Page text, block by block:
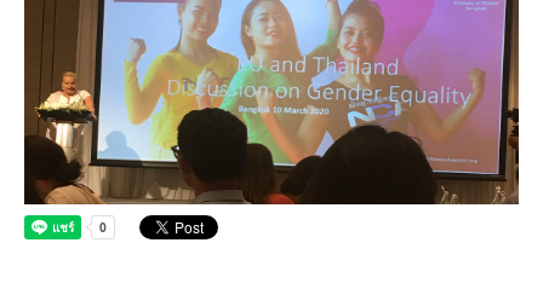
รายงานประจำปี | รายงานงบการเงิน
สำนักงานสีเขียว
รางวัลและเกียรติประวัติ
กองทุน
จัดซื้อจัดจ้างที่เป็นมิตรกับสิ่งแวดล้อม
สิ่งแวดล้อมศึกษา
นโยบายและแผนสิ่งแวดล้อม
TBCSD